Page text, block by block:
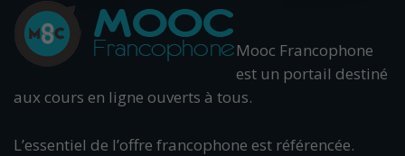
Mooc Francophone
est un portail destiné
aux cours en ligne ouverts à tous.
L’essentiel de l’offre francophone est référencée.